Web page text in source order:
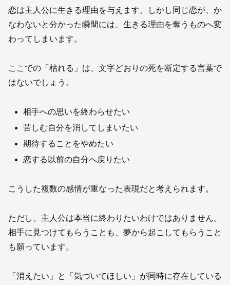
恋は主人公に生きる理由を与えます。しかし同じ恋が、か
なわないと分かった瞬間には、生きる理由を奪うものへ変
わってしまいます。
ここでの「枯れる」は、文字どおりの死を断定する言葉で
はないでしょう。
相手への思いを終わらせたい
苦しむ自分を消してしまいたい
期待することをやめたい
恋する以前の自分へ戻りたい
こうした複数の感情が重なった表現だと考えられます。
ただし、主人公は本当に終わりたいわけではありません。
相手に見つけてもらうことも、夢から起こしてもらうこと
も願っています。
「消えたい」と「気づいてほしい」が同時に存在している